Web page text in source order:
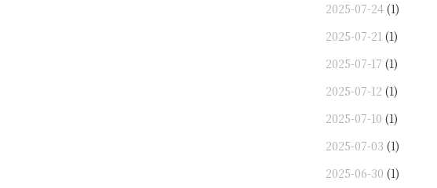
2025-07-24 (1)
2025-07-21 (1)
2025-07-17 (1)
2025-07-12 (1)
2025-07-10 (1)
2025-07-03 (1)
2025-06-30 (1)